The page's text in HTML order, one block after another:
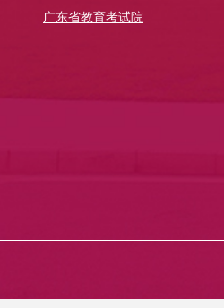
广东省教育考试院